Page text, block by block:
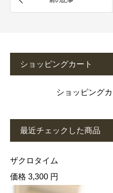
ショッピングカート
ショッピング
最近チェックした商品
ザクロタイム
価格 3,300 円